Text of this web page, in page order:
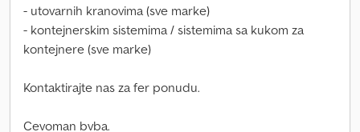
- utovarnih kranovima (sve marke)
- kontejnerskim sistemima / sistemima sa kukom za
kontejnere (sve marke)
Kontaktirajte nas za fer ponudu.
Cevoman bvba.